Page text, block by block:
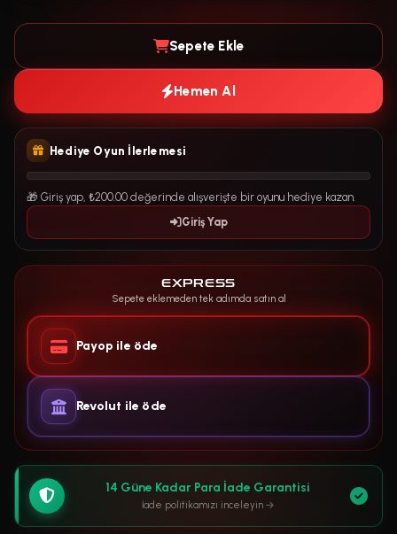
Sepete Ekle
Hemen Al
Hediye Oyun İlerlemesi
🎁 Giriş yap, ₺200.00 değerinde alışverişte bir oyunu hediye kazan.
Giriş Yap
EXPRESS
Sepete eklemeden tek adımda satın al
Payop ile öde
Revolut ile öde
14 Güne Kadar Para İade Garantisi
İade politikamızı inceleyin